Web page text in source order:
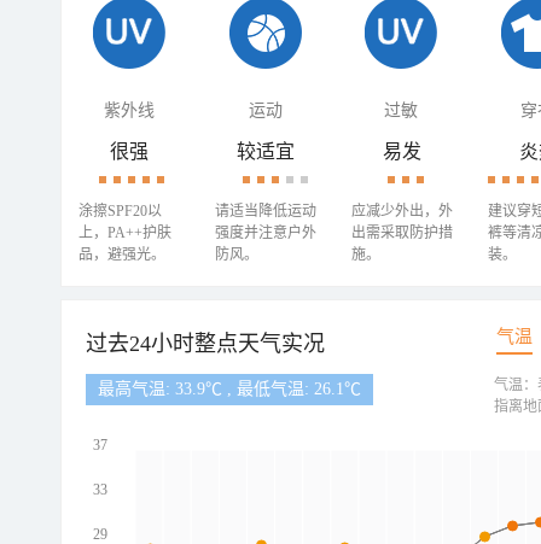
紫外线 运动 过敏 穿
很强
涂擦SPF20以
上，PA++护肤
品，避强光。
较适宜
请适当降低运动
强度并注意户外
防风。
易发
应减少外出，外
出需采取防护措
施。
建议穿
裤等清
装。
过去24小时整点天气实况 气温
最高气温: 33.9℃ , 最低气温: 26.1℃
37
33
29
气温：
指离地